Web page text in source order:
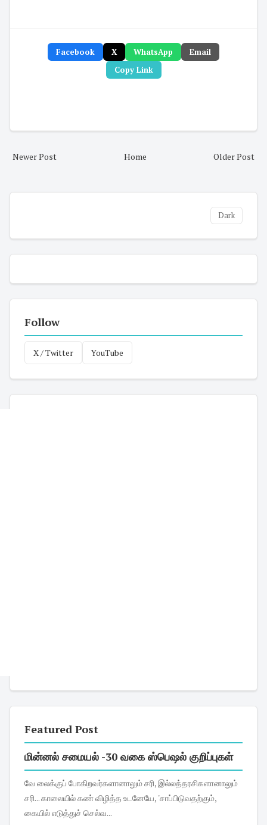
Facebook X WhatsApp
Email
Copy Link
Newer Post Older Post
Home
Dark
Follow
X / Twitter YouTube
Featured Post
மின்னல் சமையல் -30 வகை ஸ்பெஷல் குறிப்புகள்
வே லைக்குப் போகிறவர்களானாலும் சரி, இல்லத்தரசிகளானாலும்
சரி... காலையில் கண் விழித்த உடனேயே, 'சாப்பிடுவதற்கும்,
கையில் எடுத்துச் செல்வ...